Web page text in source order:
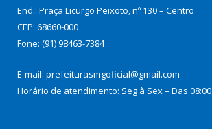
End.: Praça Licurgo Peixoto, nº 130 – Centro
CEP: 68660-000
Fone: (91) 98463-7384
E-mail: prefeiturasmgoficial@gmail.com
Horário de atendimento: Seg à Sex – Das